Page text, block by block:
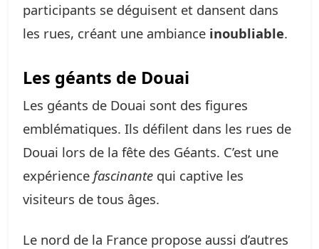
participants se déguisent et dansent dans
les rues, créant une ambiance inoubliable.
Les géants de Douai
Les géants de Douai sont des figures
emblématiques. Ils défilent dans les rues de
Douai lors de la fête des Géants. C’est une
expérience fascinante qui captive les
visiteurs de tous âges.
Le nord de la France propose aussi d’autres